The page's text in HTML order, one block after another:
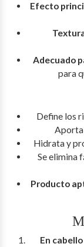
Efecto
Adecuado
para
Define los
Aporta
Hidrata y
Se elimina
Producto
En